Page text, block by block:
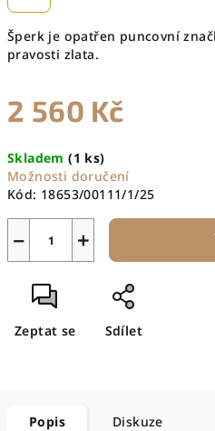
Šperk je opatřen puncovní
pravosti zlata.
2 560 Kč
cena:
Skladem(1 ks)
Možnosti doručení
Kód: 18653/00111/1/25
+
−
Zeptat se Sdílet
Popis Diskuze